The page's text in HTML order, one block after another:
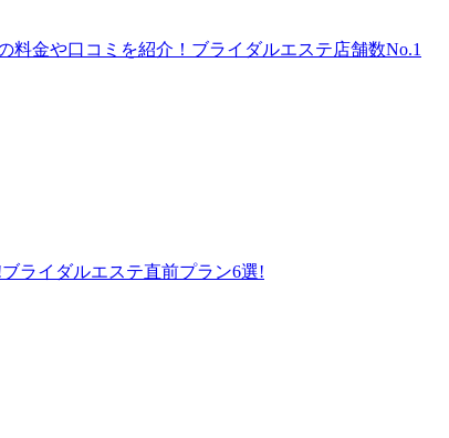
料金や口コミを紹介！ブライダルエステ店舗数No.1
ライダルエステ直前プラン6選!